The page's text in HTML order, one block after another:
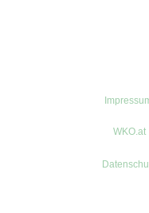
WKO.at